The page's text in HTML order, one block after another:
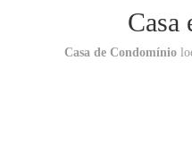
Casa
Casa de Condomínio